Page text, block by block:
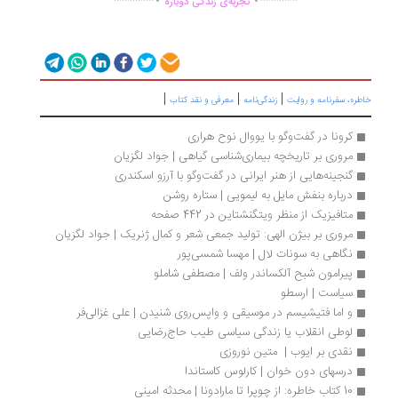
سفرنامه‌ و روایت|زندگی‌نامه |معرفی و نقد کتاب|
کرونا در گفت‌وگو با یووال نوح هراری
مروری بر تاریخچه بیماری‌شناسی گیاهی | جواد لگزیان
گنجینه‌هايی از هنر ایرانی در گفت‌وگو با آرزو اسکندری
درباره بنفش مایل به لیمویی | ستاره روشن
متافیزیک از منظر ویتگنشتاین در 442 صفحه
مروری بر بیژن الهی: تولید جمعی شعر و کمال ژنریک | جواد لگزیان
نگاهی به سونات لال | مهسا شمسی‌پور
پیرامون شبح آلکساندر ولف | مصطفی شاملو
سیاست | ارسطو
و اما فتیشیسم در موسیقی و واپس‌روی شنیدن | علی غزالی‌فر
لوطی انقلاب یا زندگی سیاسی طیب حاج‌رضایی
نقدی بر ایوب |  متین نوروزی
درسهای دون خوان | کارلوس کاستاندا